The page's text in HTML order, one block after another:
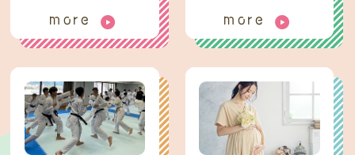
more more